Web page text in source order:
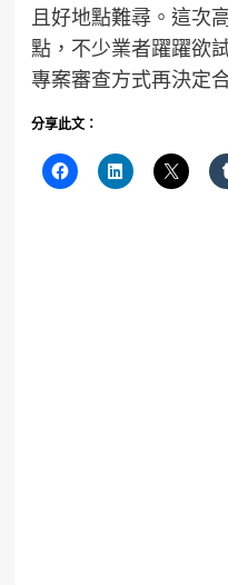
且好地點難尋。這次
點，不少業者躍躍欲
專案審查方式再決定
分享此文：